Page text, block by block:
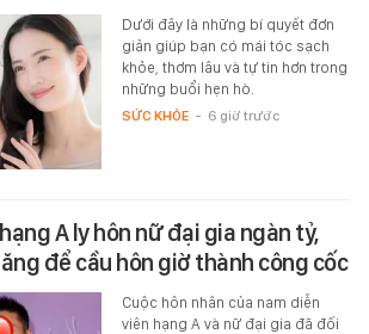
Dưới đây là những bí quyết đơn
giản giúp bạn có mái tóc sạch
khỏe, thơm lâu và tự tin hơn trong
những buổi hẹn hò.
SỨC KHỎE - 6 giờ trước
A ly hôn nữ đại gia ngàn tỷ,
để cầu hôn giờ thành công cốc
Cuộc hôn nhân của nam diễn
viên hạng A và nữ đại gia đã đối